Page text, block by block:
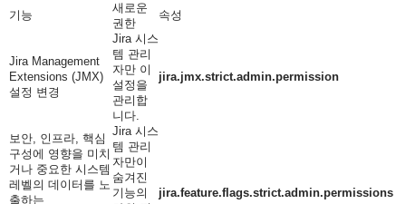
기능
새로운
권한
속성
Jira Management
Extensions (JMX)
설정 변경
Jira 시스
템 관리
자만 이
설정을
관리합
니다.
jira.jmx.strict.admin.permission
보안, 인프라, 핵심
구성에 영향을 미치
거나 중요한 시스템
레벨의 데이터를 노
출하는
Jira 시스
템 관리
자만이
숨겨진
기능의
jira.feature.flags.strict.admin.permissions